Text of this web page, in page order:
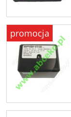
promocja